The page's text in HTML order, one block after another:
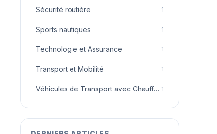
Sécurité routière 1
Sports nautiques 1
Technologie et Assurance 1
Transport et Mobilité 1
Véhicules de Transport avec Chauffeur 1